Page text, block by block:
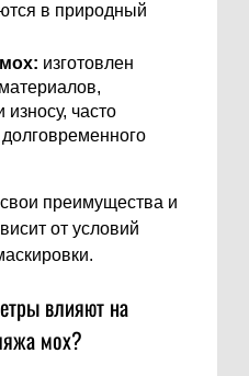
в природный
изготовлен
износу, часто
преимущества и
от условий
влияют на
мох?